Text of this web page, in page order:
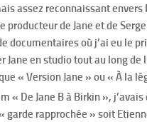
assez reconnaissant envers
producteur de Jane et de
documentaires où j’ai eu le
Jane en studio tout au long de
« Version Jane » ou « À la
« De Jane B à Birkin »,
garde rapprochée » soit